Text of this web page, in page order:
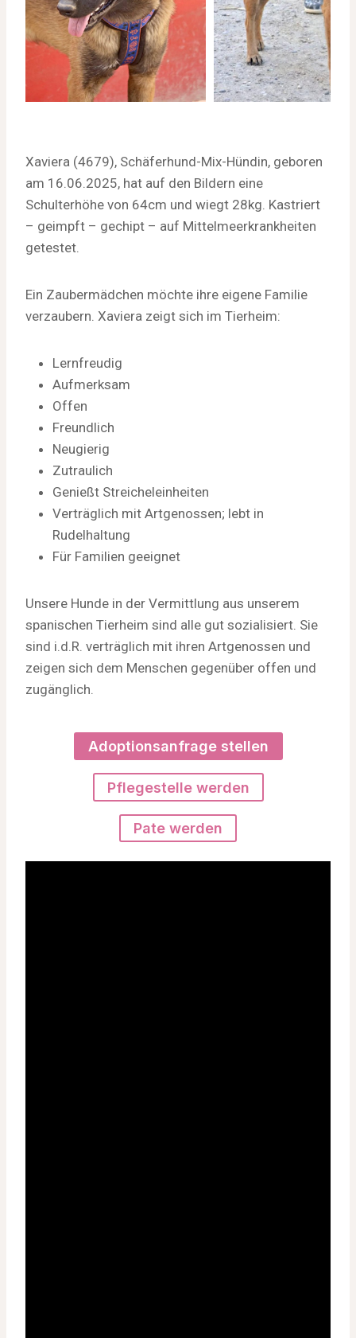
Xaviera (4679), Schäferhund-Mix-Hündin, geboren
am 16.06.2025, hat auf den Bildern eine
Schulterhöhe von 64cm und wiegt 28kg. Kastriert
– geimpft – gechipt – auf Mittelmeerkrankheiten
getestet.
Ein Zaubermädchen möchte ihre eigene Familie
verzaubern. Xaviera zeigt sich im Tierheim:
Lernfreudig
Aufmerksam
Offen
Freundlich
Neugierig
Zutraulich
Genießt Streicheleinheiten
Verträglich mit Artgenossen; lebt in
Rudelhaltung
Für Familien geeignet
Unsere Hunde in der Vermittlung aus unserem
spanischen Tierheim sind alle gut sozialisiert. Sie
sind i.d.R. verträglich mit ihren Artgenossen und
zeigen sich dem Menschen gegenüber offen und
zugänglich.
Adoptionsanfrage stellen
Pflegestelle werden
Pate werden